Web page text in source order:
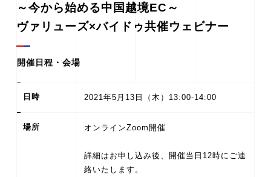
～今から始める中国越境EC～
ヴァリューズ×バイドゥ共催ウェビナー
開催日程・会場
日時 2021年5月13日（木）13:00-14:00
場所 オンラインZoom開催
詳細はお申し込み後、開催当日12時にご連